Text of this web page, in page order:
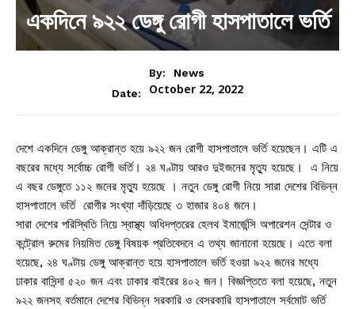
একদিনে ৯২২ ডেঙ্গু রোগী হাসপাতালে ভর্তি
By:
News
Date:
October 22, 2022
দেশে একদিনে ডেঙ্গু আক্রান্ত হয়ে ৯২২ জন রোগী হাসপাতালে ভর্তি হয়েছেন। এটি এ
বছরের মধ্যে সর্বোচ্চ রোগী ভর্তি। ২৪ ঘণ্টায় আরও দুইজনের মৃত্যু হয়েছে। এ নিয়ে
এ বছর ডেঙ্গুতে ১১২ জনের মৃত্যু হয়েছে । নতুন ডেঙ্গু রোগী নিয়ে সারা দেশের বিভিন্ন
হাসপাতালে ভর্তি রোগীর সংখ্যা দাঁড়িয়েছে ৩ হাজার ৪০৪ জনে।
সারা দেশের পরিস্থিতি নিয়ে স্বাস্থ্য অধিদপ্তরের হেলথ ইমার্জেন্সি অপারেশন সেন্টার ও
কন্ট্রোল রুমের নিয়মিত ডেঙ্গু বিষয়ক প্রতিবেদনে এ তথ্য জানানো হয়েছে। এতে বলা
হয়েছে, ২৪ ঘণ্টায় ডেঙ্গু আক্রান্ত হয়ে হাসপাতালে ভর্তি হওয়া ৯২২ জনের মধ্যে
ঢাকার বাসিন্দা ৫২০ জন এবং ঢাকার বাইরের ৪০২ জন। বিজ্ঞপ্তিতে বলা হয়েছে, নতুন
৯২২ জনসহ বর্তমানে দেশের বিভিন্ন সরকারি ও বেসরকারি হাসপাতালে সর্বমোট ভর্তি